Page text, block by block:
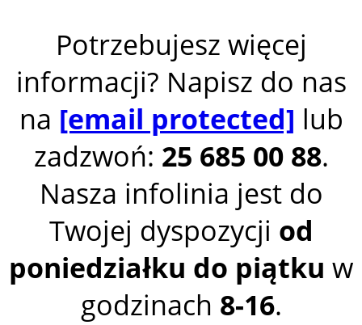
Potrzebujesz więcej
informacji? Napisz do nas
na [email protected] lub
zadzwoń: 25 685 00 88.
Nasza infolinia jest do
Twojej dyspozycji od
poniedziałku do piątku w
godzinach 8-16.